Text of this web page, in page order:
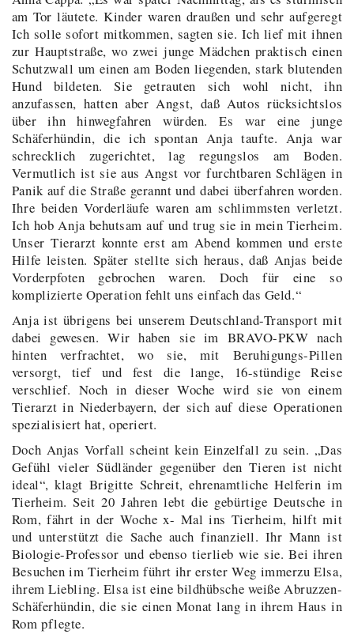
am Tor läutete. Kinder waren draußen und sehr aufgeregt
Ich solle sofort mitkommen, sagten sie. Ich lief mit ihnen
zur Hauptstraße, wo zwei junge Mädchen praktisch einen
Schutzwall um einen am Boden liegenden, stark blutenden
Hund bildeten. Sie getrauten sich wohl nicht, ihn
anzufassen, hatten aber Angst, daß Autos rücksichtslos
über ihn hinwegfahren würden. Es war eine junge
Schäferhündin, die ich spontan Anja taufte. Anja war
schrecklich zugerichtet, lag regungslos am Boden.
Vermutlich ist sie aus Angst vor furchtbaren Schlägen in
Panik auf die Straße gerannt und dabei überfahren worden.
Ihre beiden Vorderläufe waren am schlimmsten verletzt.
Ich hob Anja behutsam auf und trug sie in mein Tierheim.
Unser Tierarzt konnte erst am Abend kommen und erste
Hilfe leisten. Später stellte sich heraus, daß Anjas beide
Vorderpfoten gebrochen waren. Doch für eine so
komplizierte Operation fehlt uns einfach das Geld.“
Anja ist übrigens bei unserem Deutschland-Transport mit
dabei gewesen. Wir haben sie im BRAVO-PKW nach
hinten verfrachtet, wo sie, mit Beruhigungs-Pillen
versorgt, tief und fest die lange, 16-stündige Reise
verschlief. Noch in dieser Woche wird sie von einem
Tierarzt in Niederbayern, der sich auf diese Operationen
spezialisiert hat, operiert.
Doch Anjas Vorfall scheint kein Einzelfall zu sein. „Das
Gefühl vieler Südländer gegenüber den Tieren ist nicht
ideal“, klagt Brigitte Schreit, ehrenamtliche Helferin im
Tierheim. Seit 20 Jahren lebt die gebürtige Deutsche in
Rom, fährt in der Woche x- Mal ins Tierheim, hilft mit
und unterstützt die Sache auch finanziell. Ihr Mann ist
Biologie-Professor und ebenso tierlieb wie sie. Bei ihren
Besuchen im Tierheim führt ihr erster Weg immerzu Elsa,
ihrem Liebling. Elsa ist eine bildhübsche weiße Abruzzen-
Schäferhündin, die sie einen Monat lang in ihrem Haus in
Rom pflegte.